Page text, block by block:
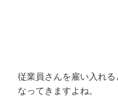
従業員さんを雇い入れ
なってきますよね。